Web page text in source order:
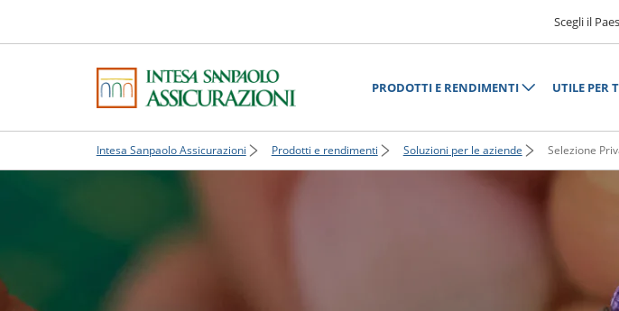
Scegli il
PRODOTTI E RENDIMENTI UTILE PER
Intesa Sanpaolo Assicurazioni Prodotti e rendimenti Soluzioni per le aziende Selezione